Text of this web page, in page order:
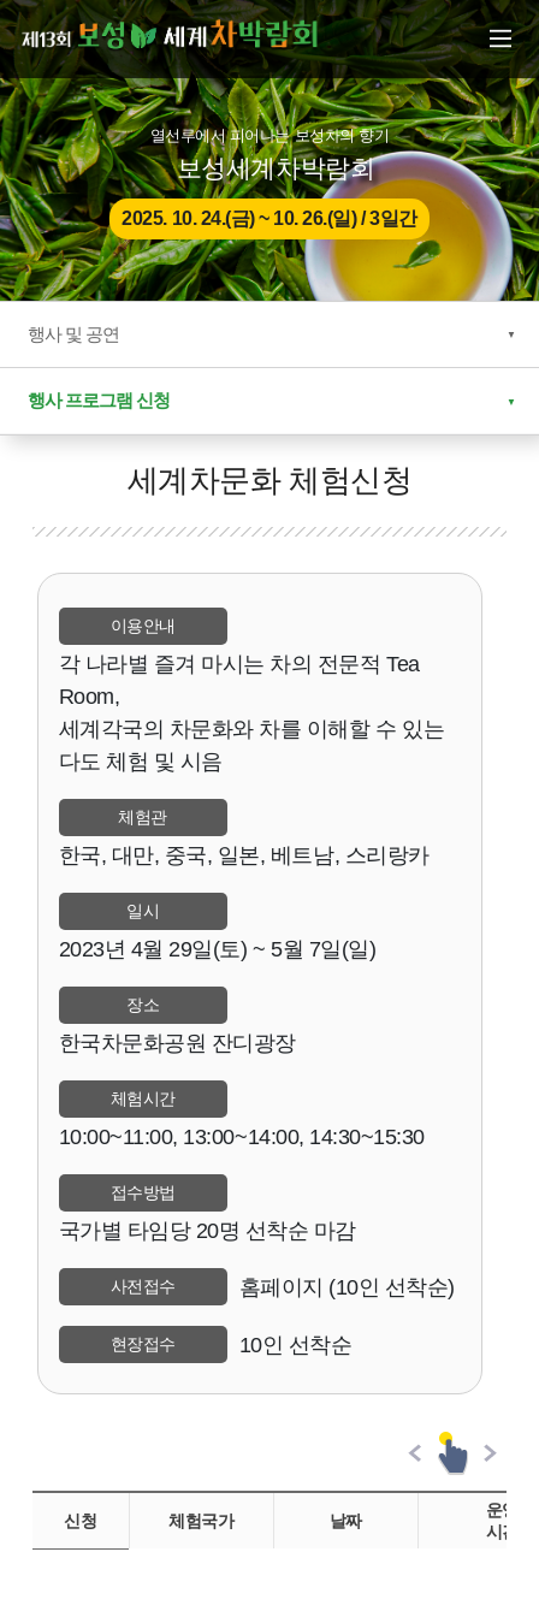
본문으로 바로가기
주메뉴 바로가기
열선루에서 피어나는 보성차의 향기
보성세계차박람회
2025. 10. 24.(금) ~ 10. 26.(일) / 3일간
행사 및 공연
행사 프로그램 신청
세계차문화 체험신청
이용안내
각 나라별 즐겨 마시는 차의 전문적 Tea
Room,
세계각국의 차문화와 차를 이해할 수 있는
다도 체험 및 시음
체험관
한국, 대만, 중국, 일본, 베트남, 스리랑카
일시
2023년 4월 29일(토) ~ 5월 7일(일)
장소
한국차문화공원 잔디광장
체험시간
10:00~11:00, 13:00~14:00, 14:30~15:30
접수방법
국가별 타임당 20명 선착순 마감
사전접수 홈페이지 (10인 선착순)
현장접수 10인 선착순
신청 체험국가 날짜
운영
시간